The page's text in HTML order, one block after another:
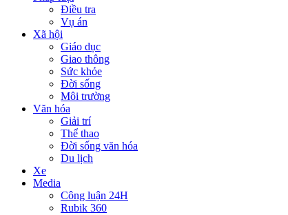
Điều tra
Vụ án
Xã hội
Giáo dục
Giao thông
Sức khỏe
Đời sống
Môi trường
Văn hóa
Giải trí
Thể thao
Đời sống văn hóa
Du lịch
Xe
Media
Công luận 24H
Rubik 360